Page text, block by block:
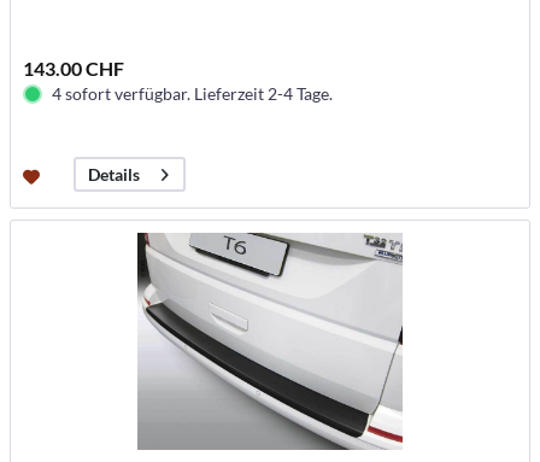
143.00 CHF
4 sofort verfügbar. Lieferzeit 2-4 Tage.
Details